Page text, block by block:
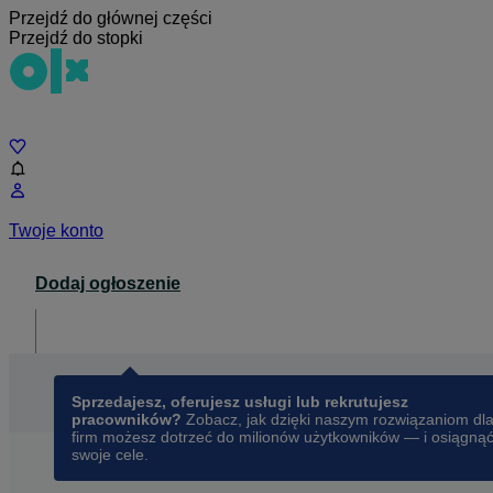
Przejdź do głównej części
Przejdź do stopki
Twoje konto
Dodaj ogłoszenie
Sprzedajesz, oferujesz usługi lub rekrutujesz
pracowników? Zobacz, jak dzięki naszym rozwiązaniom dla
firm możesz dotrzeć do milionów użytkowników — i osiągnąć
swoje cele.